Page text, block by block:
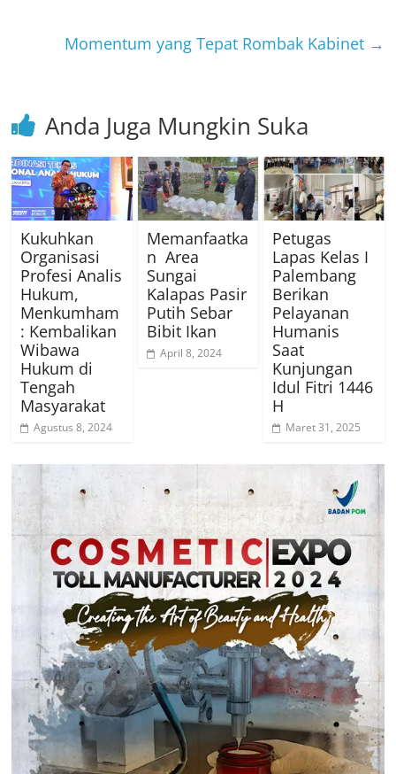
Momentum yang Tepat Rombak Kabinet →
Anda Juga Mungkin Suka
Kukuhkan
Organisasi
Profesi Analis
Hukum,
Menkumham
: Kembalikan
Wibawa
Hukum di
Tengah
Masyarakat
Agustus 8, 2024
Memanfaatka
n Area
Sungai
Kalapas Pasir
Putih Sebar
Bibit Ikan
April 8, 2024
Petugas
Lapas Kelas I
Palembang
Berikan
Pelayanan
Humanis
Saat
Kunjungan
Idul Fitri 1446
H
Maret 31, 2025